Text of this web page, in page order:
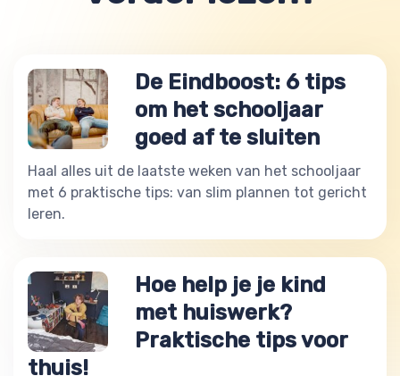
De Eindboost: 6 tips
om het schooljaar
goed af te sluiten
Haal alles uit de laatste weken van het schooljaar
met 6 praktische tips: van slim plannen tot gericht
leren.
Hoe help je je kind
met huiswerk?
Praktische tips voor
thuis!